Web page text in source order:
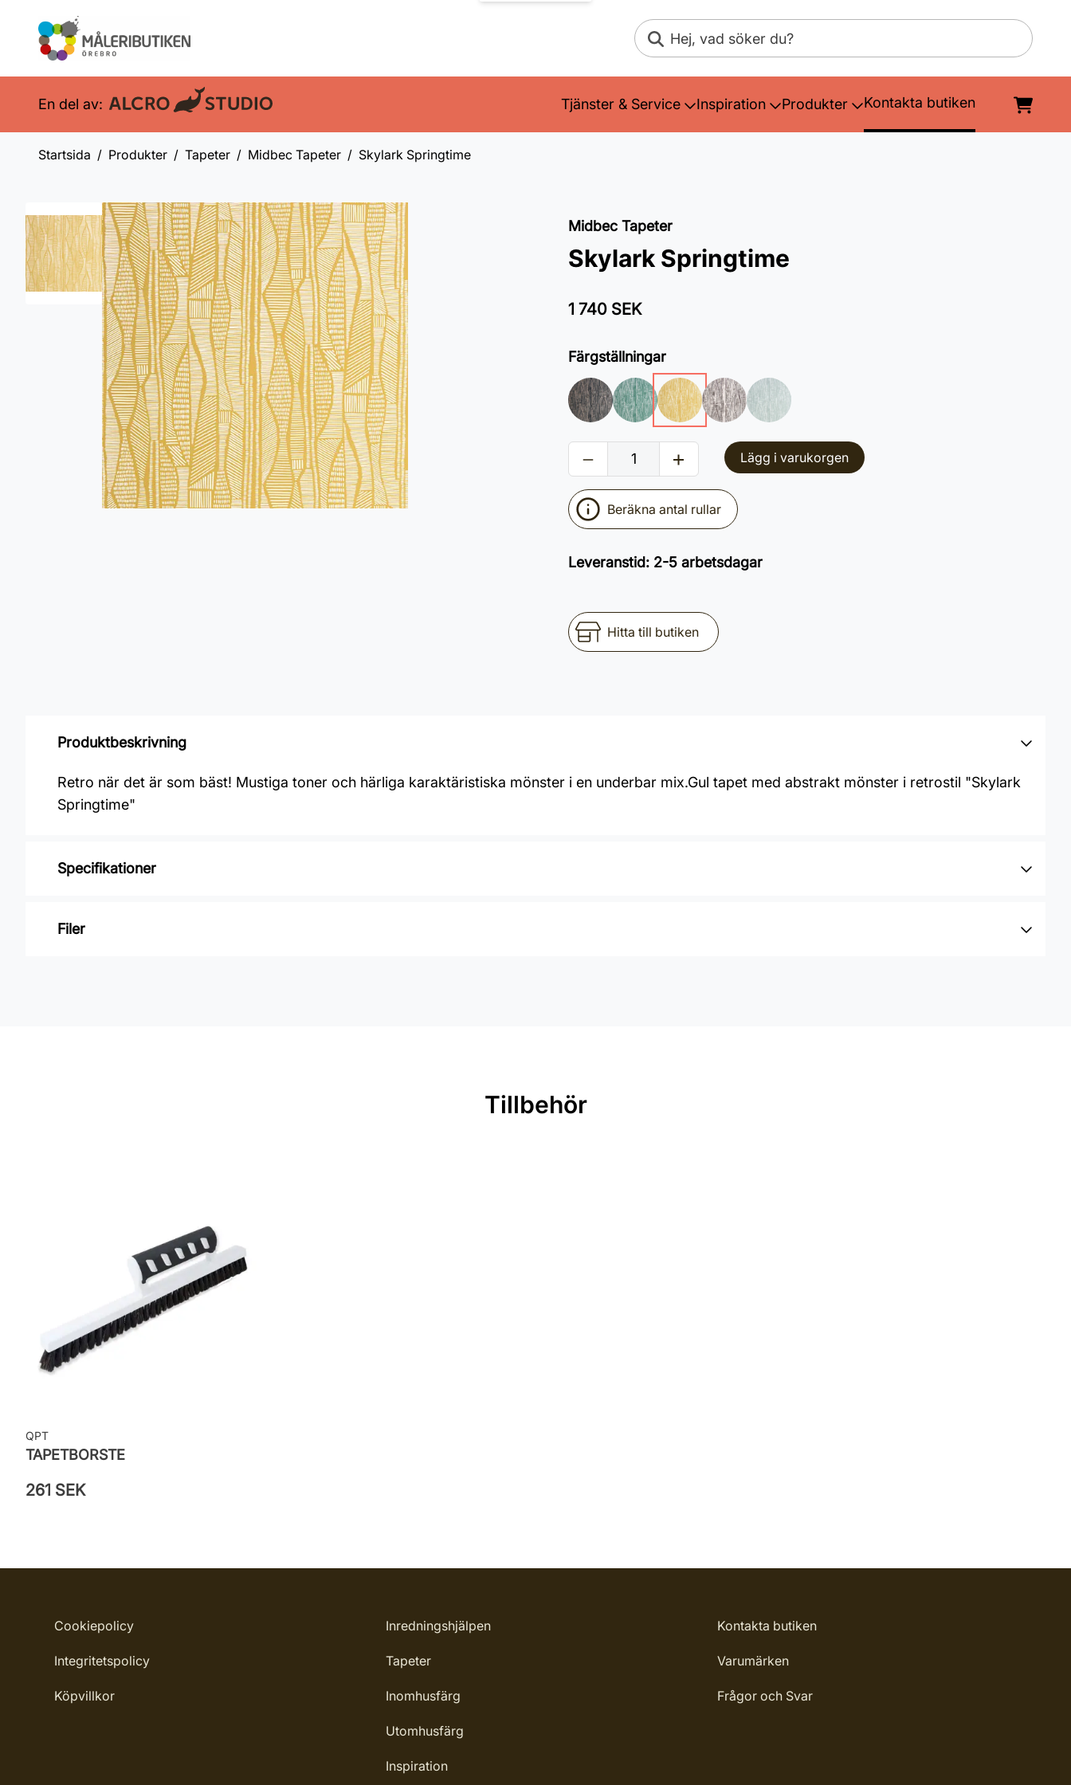
Sök
En del av: Tjänster & Service Inspiration Produkter Kontakta butiken
Startsida Produkter Tapeter Midbec Tapeter Skylark Springtime
Midbec Tapeter
Skylark Springtime
1 740 SEK
Färgställningar
Lägg i varukorgen
Beräkna antal rullar
Leveranstid: 2-5 arbetsdagar
Hitta till butiken
Produktbeskrivning
Retro när det är som bäst! Mustiga toner och härliga karaktäristiska mönster i en underbar mix.Gul tapet med abstrakt mönster i retrostil "Skylark
Springtime"
Specifikationer
Varumärke: Midbec Tapeter
Filer
Tillbehör
QPT
TAPETBORSTE
261 SEK
Cookiepolicy
Integritetspolicy
Köpvillkor
Inredningshjälpen
Tapeter
Inomhusfärg
Utomhusfärg
Inspiration
Kontakta butiken
Varumärken
Frågor och Svar